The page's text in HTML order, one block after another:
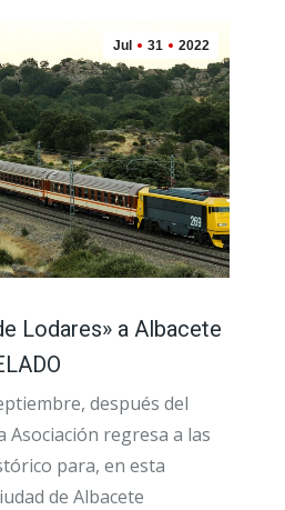
Jul 31 2022
Lodares» a Albacete
después del
Asociación regresa a las
para, en esta
de Albacete